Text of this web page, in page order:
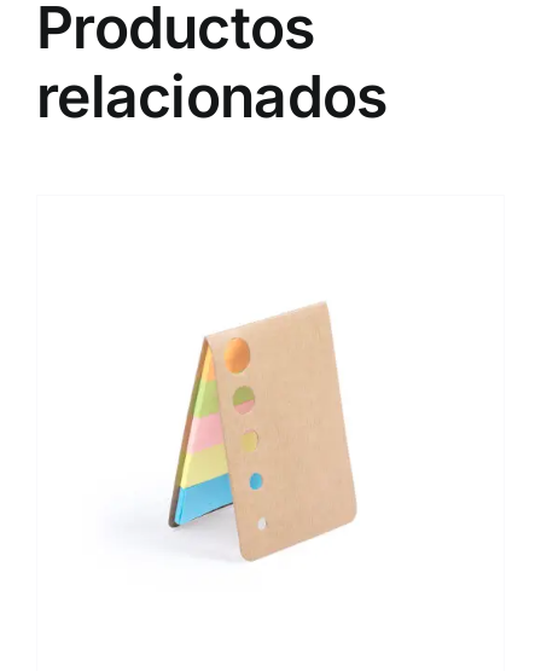
Productos
relacionados